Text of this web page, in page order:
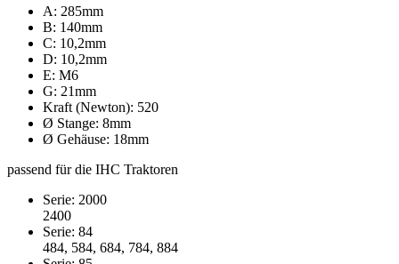
A: 285mm
B: 140mm
C: 10,2mm
D: 10,2mm
E: M6
G: 21mm
Kraft (Newton): 520
Ø Stange: 8mm
Ø Gehäuse: 18mm
passend für die IHC Traktoren
Serie: 2000
2400
Serie: 84
484, 584, 684, 784, 884